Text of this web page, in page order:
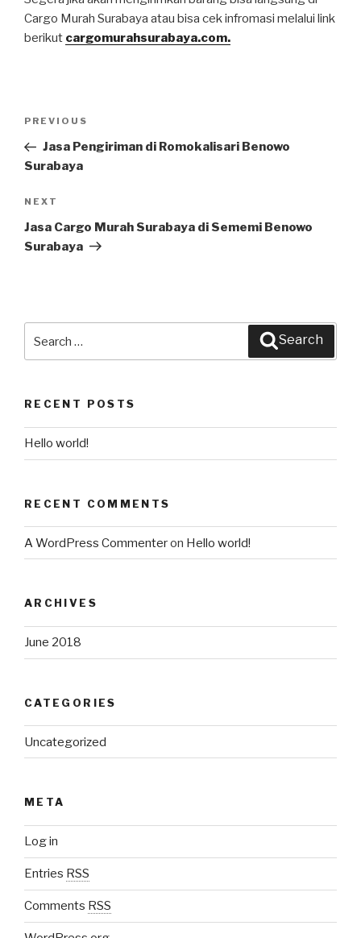
Cargo Murah Surabaya atau bisa cek infromasi melalui link
berikut cargomurahsurabaya.com.
Post
Previous
Post
PREVIOUS
Jasa Pengiriman di Romokalisari Benowo
Surabaya
Next
Post
NEXT
Jasa Cargo Murah Surabaya di Sememi Benowo
Surabaya
Search
RECENT POSTS
Hello world!
RECENT COMMENTS
A WordPress Commenteron Hello world!
ARCHIVES
June 2018
CATEGORIES
Uncategorized
META
Log in
Entries RSS
Comments RSS